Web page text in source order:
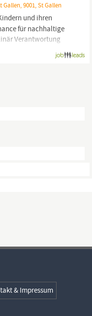
9001, St Gallen
und ihren
für nachhaltige
Verantwortung
Dann bieten wir
und
& Impressum